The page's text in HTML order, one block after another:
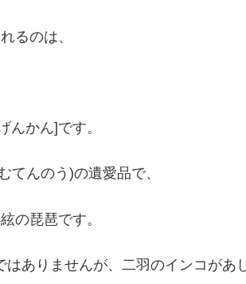
るのは、
んかん]です。
てんのう)の遺愛品で、
の琵琶です。
はありませんが、二羽のインコがあ